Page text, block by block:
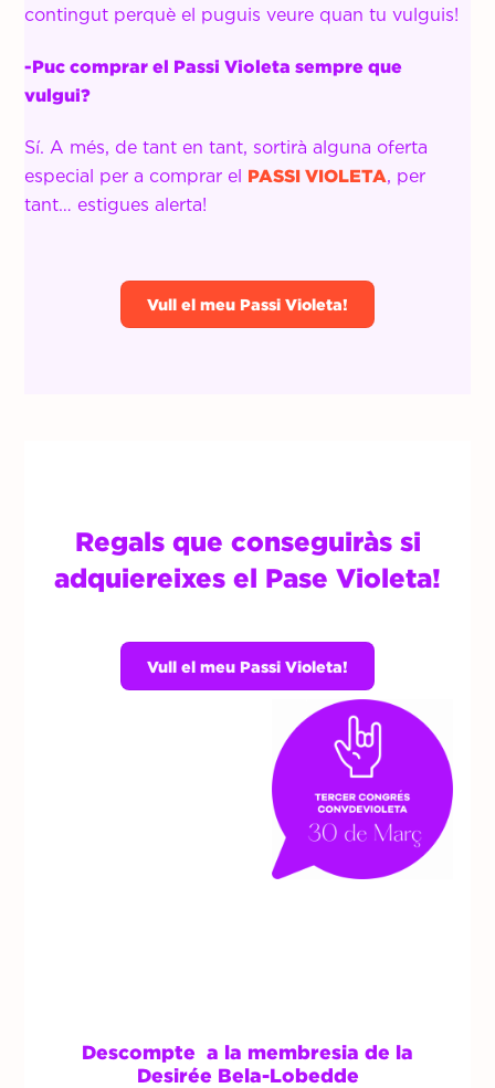
contingut perquè el puguis veure quan tu vulguis!
-Puc comprar el Passi Violeta sempre que
vulgui?
Sí. A més, de tant en tant, sortirà alguna oferta
especial per a comprar el PASSI VIOLETA, per
tant… estigues alerta!
Vull el meu Passi Violeta!
Regals que conseguiràs si
adquiereixes el Pase Violeta!
Vull el meu Passi Violeta!
Descompte a la membresia de la
Desirée Bela-Lobedde